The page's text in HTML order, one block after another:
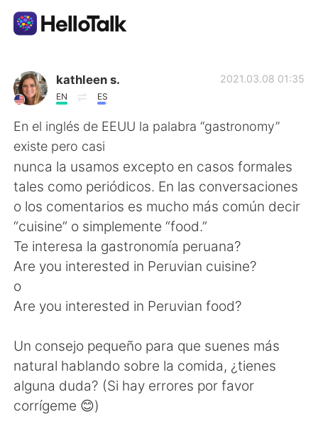
Aplikasi Pertukaran Bahasa
AI Grammar Checker
Indonesia
English 简体中文
繁體中文 Español
한국어 Русский
ไทย Italiano
kathleen s.
EN ES
2021.03.08 01:35
En el inglés de EEUU la palabra “gastronomy”
existe pero casi
nunca la usamos excepto en casos formales
tales como periódicos. En las conversaciones
o los comentarios es mucho más común decir
“cuisine” o simplemente “food.”
Te interesa la gastronomía peruana?
Are you interested in Peruvian cuisine?
o
Are you interested in Peruvian food?
Un consejo pequeño para que suenes más
natural hablando sobre la comida, ¿tienes
alguna duda? (Si hay errores por favor
corrígeme 😊)